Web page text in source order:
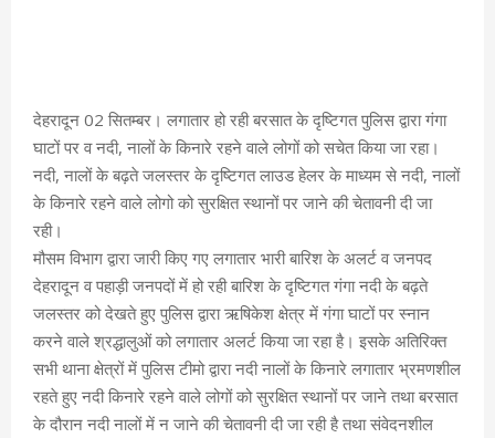
देहरादून 02 सितम्बर। लगातार हो रही बरसात के दृष्टिगत पुलिस द्वारा गंगा
घाटों पर व नदी, नालों के किनारे रहने वाले लोगों को सचेत किया जा रहा।
नदी, नालों के बढ़ते जलस्तर के दृष्टिगत लाउड हेलर के माध्यम से नदी, नालों
के किनारे रहने वाले लोगो को सुरक्षित स्थानों पर जाने की चेतावनी दी जा
रही।
मौसम विभाग द्वारा जारी किए गए लगातार भारी बारिश के अलर्ट व जनपद
देहरादून व पहाड़ी जनपदों में हो रही बारिश के दृष्टिगत गंगा नदी के बढ़ते
जलस्तर को देखते हुए पुलिस द्वारा ऋषिकेश क्षेत्र में गंगा घाटों पर स्नान
करने वाले श्रद्धालुओं को लगातार अलर्ट किया जा रहा है। इसके अतिरिक्त
सभी थाना क्षेत्रों में पुलिस टीमो द्वारा नदी नालों के किनारे लगातार भ्रमणशील
रहते हुए नदी किनारे रहने वाले लोगों को सुरक्षित स्थानों पर जाने तथा बरसात
के दौरान नदी नालों में न जाने की चेतावनी दी जा रही है तथा संवेदनशील